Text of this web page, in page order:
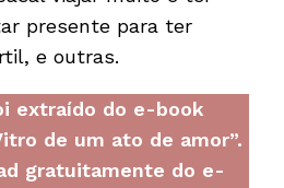
presente para ter
e outras.
extraído do e-book
de um ato de amor”.
gratuitamente do e-